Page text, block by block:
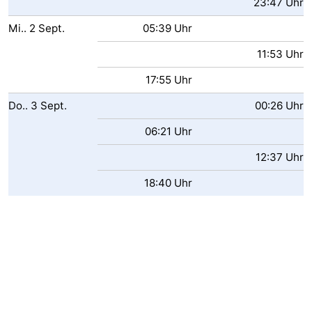
Mi.. 2 Sept.
05:39 Uhr
11:53 Uhr
17:55 Uhr
Do.. 3 Sept.
00:26 Uhr
06:21 Uhr
12:37 Uhr
18:40 Uhr